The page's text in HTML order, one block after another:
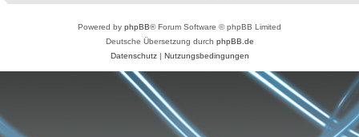
Powered by phpBB® Forum Software © phpBB Limited
Deutsche Übersetzung durch phpBB.de
Datenschutz| Nutzungsbedingungen